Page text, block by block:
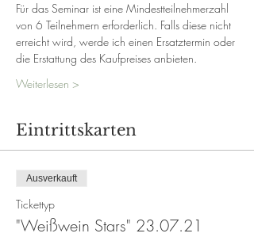
Für das Seminar ist eine Mindestteilnehmerzahl
von 6 Teilnehmern erforderlich. Falls diese nicht
erreicht wird, werde ich einen Ersatztermin oder
die Erstattung des Kaufpreises anbieten.
Weiterlesen >
Eintrittskarten
Ausverkauft
Tickettyp
"Weißwein Stars" 23.07.21